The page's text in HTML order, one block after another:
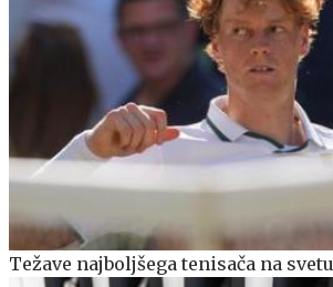
Težave najboljšega tenisača na svetu